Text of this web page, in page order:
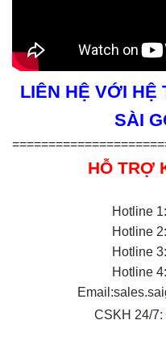
LIÊN HỆ VỚI HỆ
SÀI
HỖ TRỢ
Hotline
Hotline
Hotline
Hotline
Email:
CSKH 24/7: